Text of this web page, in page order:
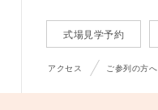
式場見学予約
アクセス ご参列の方へ